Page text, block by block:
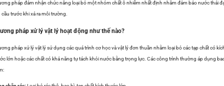
pháp đảm nhận chức năng loại bỏ một nhóm chất ô nhiễm nhất định nhằm đảm bảo nước thải
cầu trước khi xả ra môi trường.
pháp xử lý vật lý hoạt động như thế nào?
pháp xử lý vật lý sử dụng các quá trình cơ học và vật lý đơn thuần nhằm loại bỏ các tạp chất có
lớn hoặc các chất có khả năng tự tách khỏi nước bằng trọng lực. Các công trình thường áp dụng